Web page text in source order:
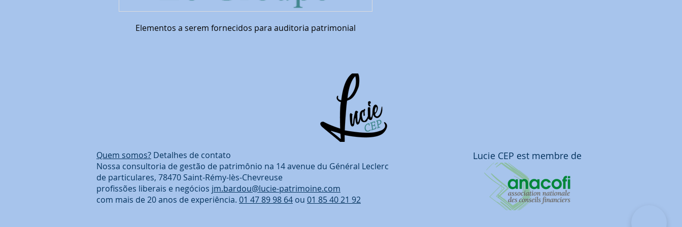
Elementos a serem fornecidos para auditoria patrimonial
Quem somos? Detalhes de contato
Nossa consultoria de gestão de patrimônio na 14 avenue du Général Leclerc
de particulares, 78470 Saint-Rémy-lès-Chevreuse
profissões liberais e negócios jm.bardou@lucie-patrimoine.com
com mais de 20 anos de experiência. 01 47 89 98 64 ou 01 85 40 21 92
Lucie CEP est membre de